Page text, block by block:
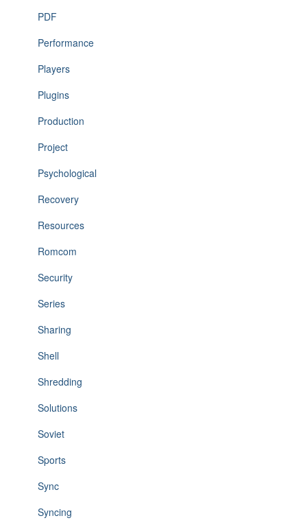
PDF
Performance
Players
Plugins
Production
Project
Psychological
Recovery
Resources
Romcom
Security
Series
Sharing
Shell
Shredding
Solutions
Soviet
Sports
Sync
Syncing